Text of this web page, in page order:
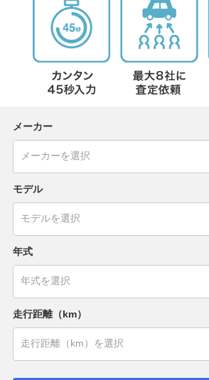
メーカー
モデル
年式
走行距離（km）